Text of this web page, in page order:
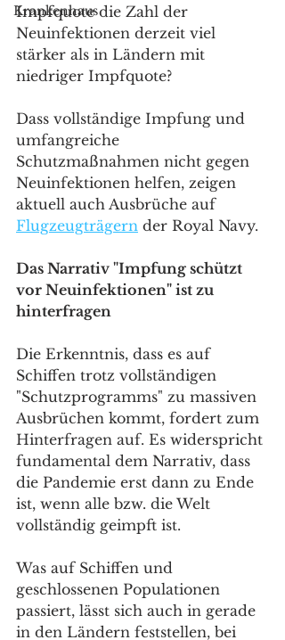
Krankenhaus
Impfquote die Zahl der
Neuinfektionen derzeit viel
stärker als in Ländern mit
niedriger Impfquote?
Dass vollständige Impfung und
umfangreiche
Schutzmaßnahmen nicht gegen
Neuinfektionen helfen, zeigen
aktuell auch Ausbrüche auf
Flugzeugträgern der Royal Navy.
Das Narrativ "Impfung schützt
vor Neuinfektionen" ist zu
hinterfragen
Die Erkenntnis, dass es auf
Schiffen trotz vollständigen
"Schutzprogramms" zu massiven
Ausbrüchen kommt, fordert zum
Hinterfragen auf. Es widerspricht
fundamental dem Narrativ, dass
die Pandemie erst dann zu Ende
ist, wenn alle bzw. die Welt
vollständig geimpft ist.
Was auf Schiffen und
geschlossenen Populationen
passiert, lässt sich auch in gerade
in den Ländern feststellen, bei